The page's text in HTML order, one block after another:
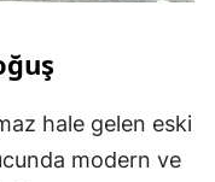
hale gelen eski
modern ve